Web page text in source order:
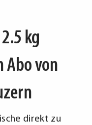
kg
Abo von
direkt zu